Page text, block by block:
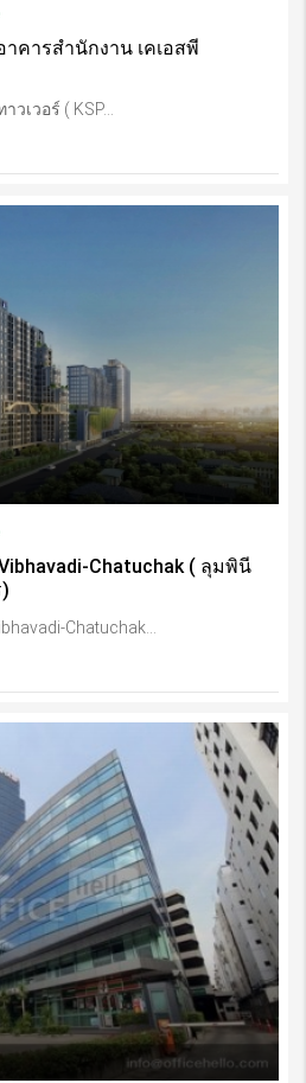
าคารสำนักงาน เคเอสพี
วเวอร์ ( KSP...
Chatuchak ( ลุมพินี
Chatuchak...